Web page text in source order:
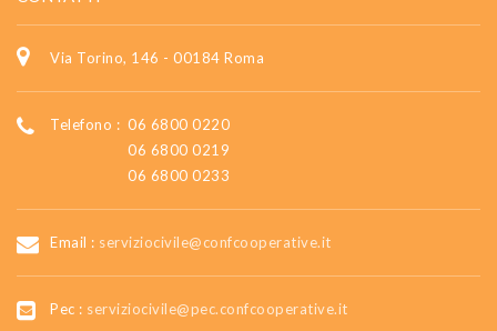
Via Torino, 146 - 00184 Roma
Telefono : 06 6800 0220
06 6800 0219
06 6800 0233
Email : serviziocivile@confcooperative.it
Pec : serviziocivile@pec.confcooperative.it